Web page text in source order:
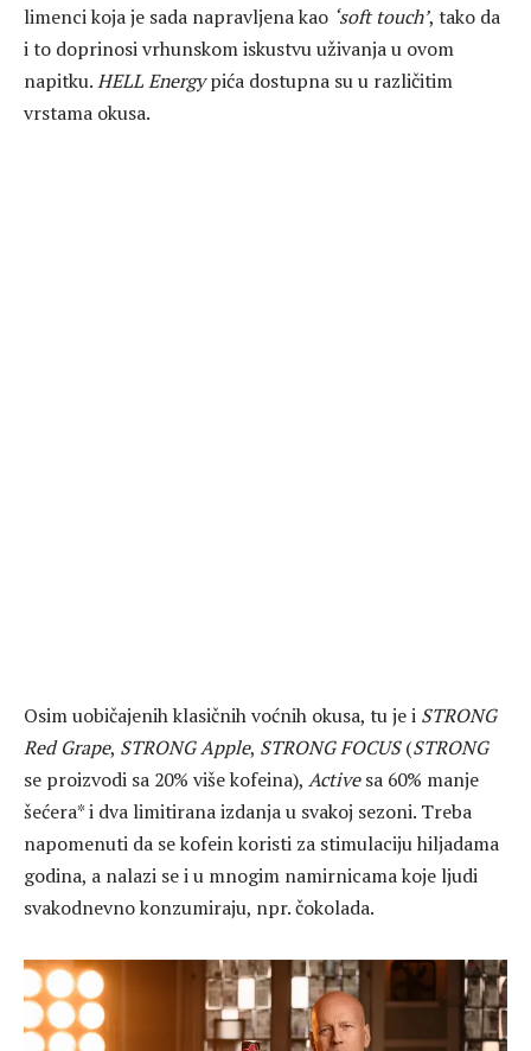
limenci koja je sada napravljena kao ‘soft touch’, tako da
i to doprinosi vrhunskom iskustvu uživanja u ovom
napitku.HELL Energypića dostupna su u različitim
vrstama okusa.
Osim uobičajenih klasičnih voćnih okusa, tu je i STRONG
Red Grape, STRONG Apple, STRONG FOCUS(STRONG
se proizvodi sa 20% više kofeina), Activesa 60% manje
šećera* i dva limitirana izdanja u svakoj sezoni. Treba
napomenuti da se kofein koristi za stimulaciju hiljadama
godina, a nalazi se i u mnogim namirnicama koje ljudi
svakodnevno konzumiraju, npr. čokolada.